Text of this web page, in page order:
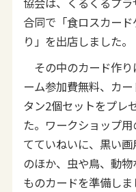
合同で「食ロスカー
り」を出店しました。
その中のカード作り
ーム参加費無料、カ
タン2個セットをプレ
た。ワークショップ
てていねいに、黒い
のほか、虫や鳥、動
ものカードを準備しま